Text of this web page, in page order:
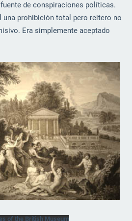
de conspiraciones políticas.
una prohibición total pero reitero no
Era simplemente aceptado
of the British Museum